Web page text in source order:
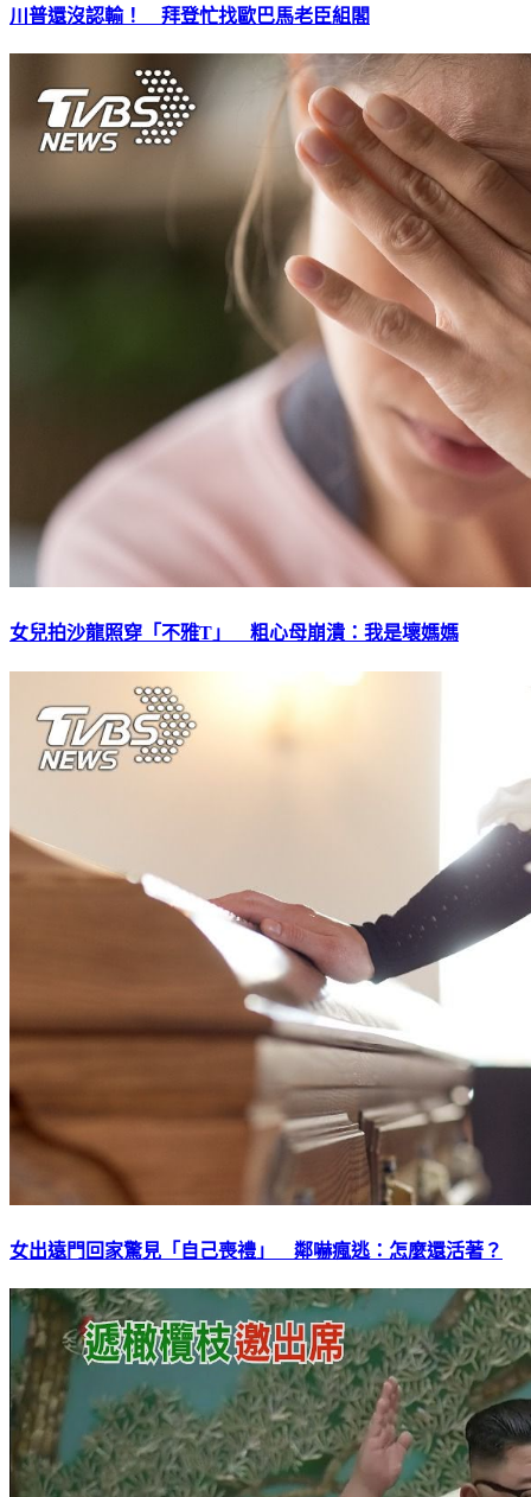
川普還沒認輸！ 拜登忙找歐巴馬老臣組閣
女兒拍沙龍照穿「不雅T」 粗心母崩潰：我是壞媽媽
女出遠門回家驚見「自己喪禮」 鄰嚇瘋逃：怎麼還活著？